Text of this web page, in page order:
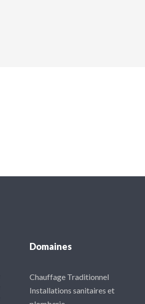
Domaines
Chauffage Traditionnel
Installations sanitaires et